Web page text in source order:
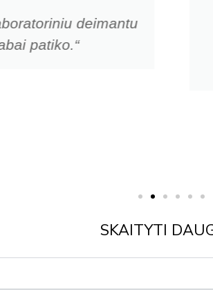
deimantu
patiko.“
SKAITYTI